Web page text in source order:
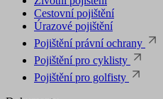
Cestovní pojištění
Úrazové pojištění
Pojištění právní ochrany
Pojištění pro cyklisty
Pojištění pro golfisty